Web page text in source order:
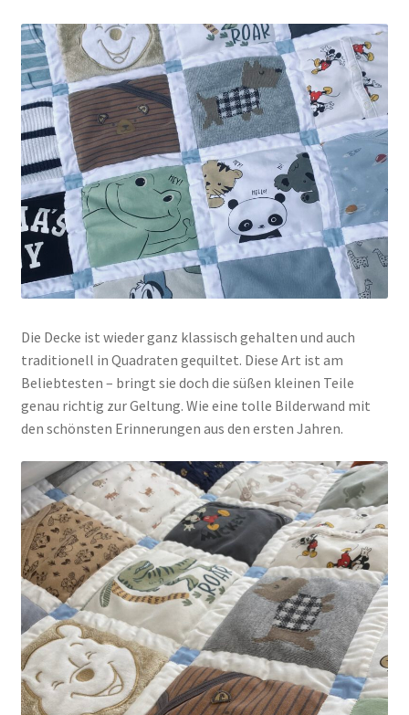
Die Decke ist wieder ganz klassisch gehalten und auch
traditionell in Quadraten gequiltet. Diese Art ist am
Beliebtesten – bringt sie doch die süßen kleinen Teile
genau richtig zur Geltung. Wie eine tolle Bilderwand mit
den schönsten Erinnerungen aus den ersten Jahren.